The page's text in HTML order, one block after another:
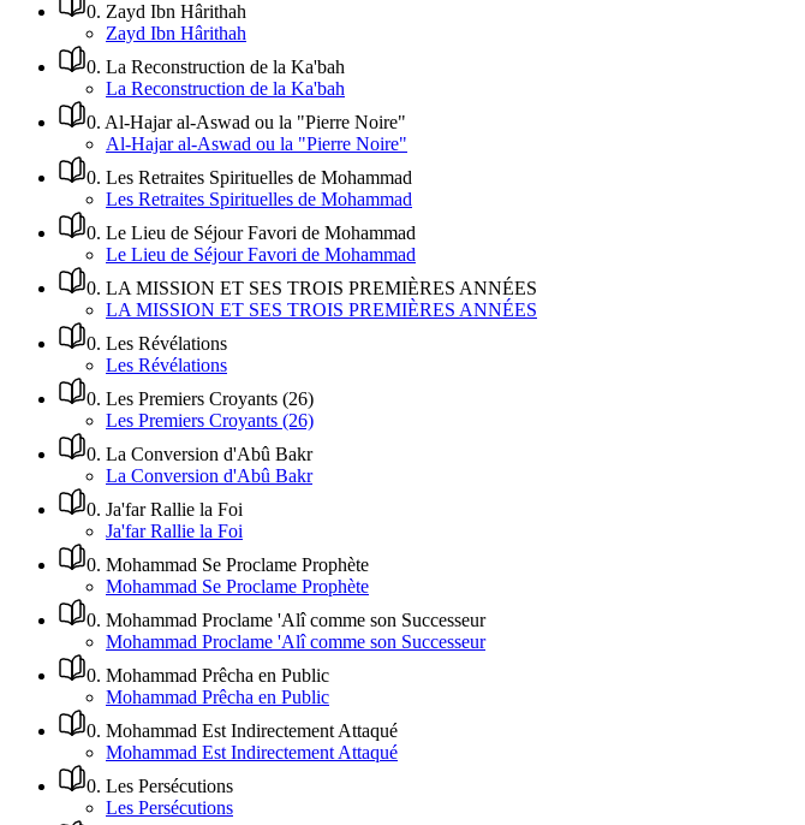
0. Zayd Ibn Hârithah
Zayd Ibn Hârithah
0. La Reconstruction de la Ka'bah
La Reconstruction de la Ka'bah
0. Al-Hajar al-Aswad ou la "Pierre Noire"
Al-Hajar al-Aswad ou la "Pierre Noire"
0. Les Retraites Spirituelles de Mohammad
Les Retraites Spirituelles de Mohammad
0. Le Lieu de Séjour Favori de Mohammad
Le Lieu de Séjour Favori de Mohammad
0. LA MISSION ET SES TROIS PREMIÈRES ANNÉES
LA MISSION ET SES TROIS PREMIÈRES ANNÉES
0. Les Révélations
Les Révélations
0. Les Premiers Croyants (26)
Les Premiers Croyants (26)
0. La Conversion d'Abû Bakr
La Conversion d'Abû Bakr
0. Ja'far Rallie la Foi
Ja'far Rallie la Foi
0. Mohammad Se Proclame Prophète
Mohammad Se Proclame Prophète
0. Mohammad Proclame 'Alî comme son Successeur
Mohammad Proclame 'Alî comme son Successeur
0. Mohammad Prêcha en Public
Mohammad Prêcha en Public
0. Mohammad Est Indirectement Attaqué
Mohammad Est Indirectement Attaqué
0. Les Persécutions
Les Persécutions